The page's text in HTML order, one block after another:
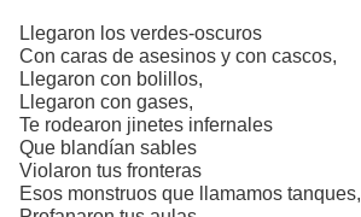
Llegaron los verdes-oscuros
Con caras de asesinos y con cascos,
Llegaron con bolillos,
Llegaron con gases,
Te rodearon jinetes infernales
Que blandían sables
Violaron tus fronteras
Esos monstruos que llamamos tanques,